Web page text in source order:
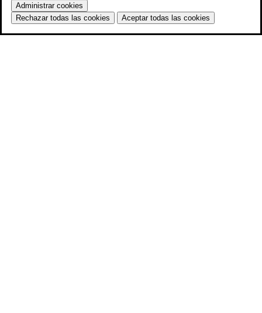
Administrar cookies
Rechazar todas las cookies
Aceptar todas las cookies